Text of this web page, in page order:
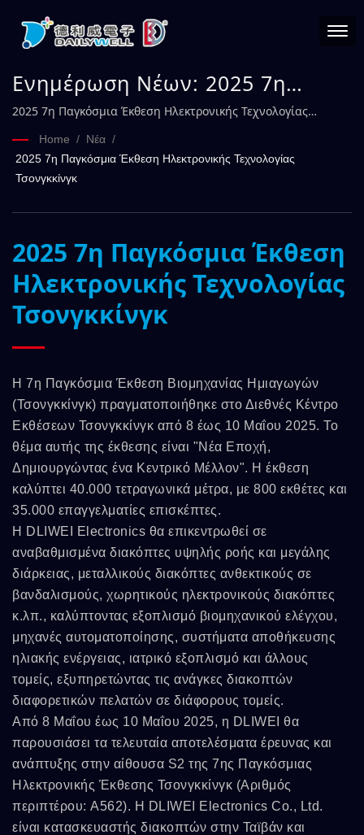
Ενημέρωση Νέων: 2025 7η
Παγκόσμια Έκθεση
Ηλεκτρονικής Τεχνολογίας
Τσονγκκίνγκ | DAILYWELL
2025 7η Παγκόσμια Έκθεση Ηλεκτρονικής Τεχνολογίας
Home / Νέα /
2025 7η Παγκόσμια Έκθεση Ηλεκτρονικής Τεχνολογίας
Τσονγκκίνγκ
2025 7η Παγκόσμια Έκθεση
Ηλεκτρονικής Τεχνολογίας
Τσονγκκίνγκ
Η 7η Παγκόσμια Έκθεση Βιομηχανίας Ημιαγωγών
(Τσονγκκίνγκ) πραγματοποιήθηκε στο Διεθνές Κέντρο
Εκθέσεων Τσονγκκίνγκ από 8 έως 10 Μαΐου 2025. Το
θέμα αυτής της έκθεσης είναι "Νέα Εποχή,
Δημιουργώντας ένα Κεντρικό Μέλλον". Η έκθεση
καλύπτει 40.000 τετραγωνικά μέτρα, με 800 εκθέτες και
35.000 επαγγελματίες επισκέπτες.
Η DLIWEI Electronics θα επικεντρωθεί σε
αναβαθμισμένα διακόπτες υψηλής ροής και μεγάλης
διάρκειας, μεταλλικούς διακόπτες ανθεκτικούς σε
βανδαλισμούς, χωρητικούς ηλεκτρονικούς διακόπτες
κ.λπ., καλύπτοντας εξοπλισμό βιομηχανικού ελέγχου,
μηχανές αυτοματοποίησης, συστήματα αποθήκευσης
ηλιακής ενέργειας, ιατρικό εξοπλισμό και άλλους
τομείς, εξυπηρετώντας τις ανάγκες διακοπτών
διαφορετικών πελατών σε διάφορους τομείς.
Από 8 Μαΐου έως 10 Μαΐου 2025, η DLIWEI θα
παρουσιάσει τα τελευταία αποτελέσματα έρευνας και
ανάπτυξης στην αίθουσα S2 της 7ης Παγκόσμιας
Ηλεκτρονικής Έκθεσης Τσονγκκίνγκ (Αριθμός
περιπτέρου: A562). Η DLIWEI Electronics Co., Ltd.
είναι κατασκευαστής διακοπτών στην Ταϊβάν και